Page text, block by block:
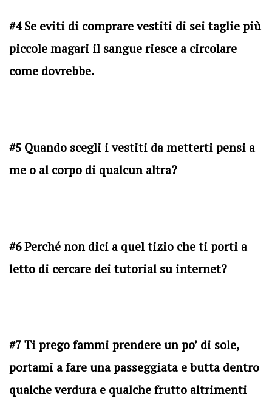
#4 Se eviti di comprare vestiti di sei taglie più
piccole magari il sangue riesce a circolare
come dovrebbe.
#5 Quando scegli i vestiti da metterti pensi a
me o al corpo di qualcun altra?
#6 Perché non dici a quel tizio che ti porti a
letto di cercare dei tutorial su internet?
#7 Ti prego fammi prendere un po’ di sole,
portami a fare una passeggiata e butta dentro
qualche verdura e qualche frutto altrimenti